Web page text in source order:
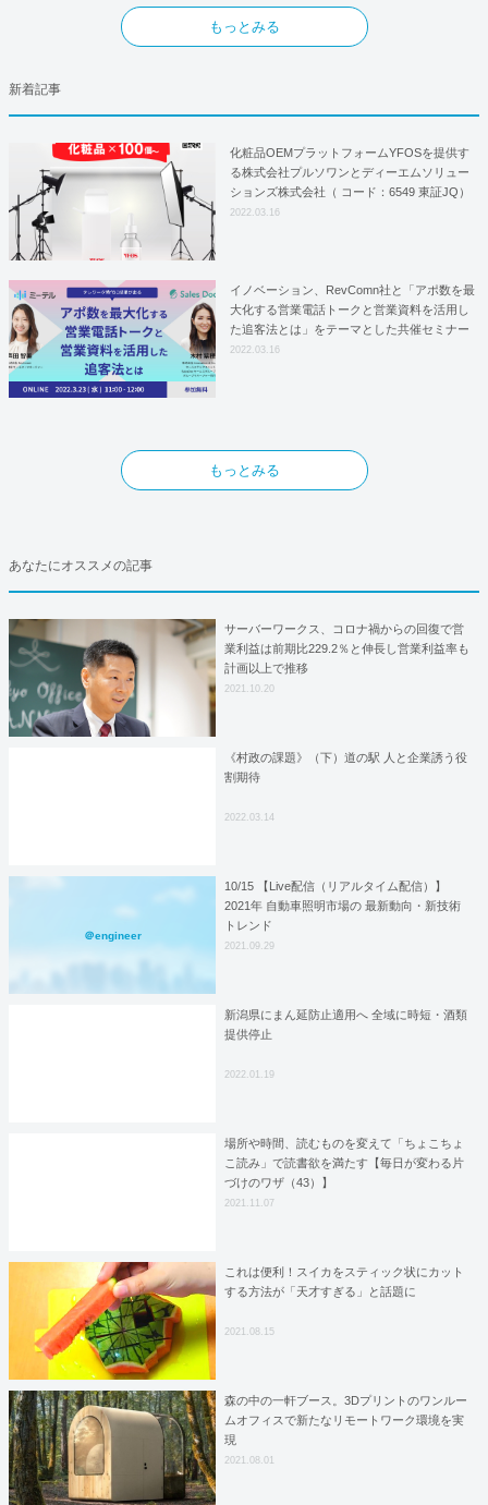
もっとみる
新着記事
化粧品OEMプラットフォームYFOSを提供す
る株式会社プルソワンとディーエムソリュー
ションズ株式会社（ コード：6549 東証JQ）
はYFOSにおけるロジスティクスパートナー
2022.03.16
イノベーション、RevComn社と「アポ数を最
大化する営業電話トークと営業資料を活用し
た追客法とは」をテーマとした共催セミナー
を開催！
2022.03.16
もっとみる
あなたにオススメの記事
サーバーワークス、コロナ禍からの回復で営
業利益は前期比229.2％と伸長し営業利益率も
計画以上で推移
2021.10.20
《村政の課題》（下）道の駅 人と企業誘う役
割期待
2022.03.14
＠engineer
10/15 【Live配信（リアルタイム配信）】
2021年 自動車照明市場の 最新動向・新技術
トレンド
2021.09.29
新潟県にまん延防止適用へ 全域に時短・酒類
提供停止
2022.01.19
場所や時間、読むものを変えて「ちょこちょ
こ読み」で読書欲を満たす【毎日が変わる片
づけのワザ（43）】
2021.11.07
これは便利！スイカをスティック状にカット
する方法が「天才すぎる」と話題に
2021.08.15
森の中の一軒ブース。3Dプリントのワンルー
ムオフィスで新たなリモートワーク環境を実
現
2021.08.01